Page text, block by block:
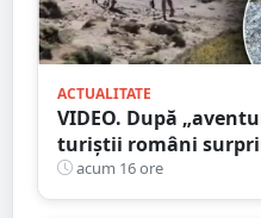
ACTUALITATE
VIDEO. După
turiștii români
pe Bucegi și
acum 16 ore